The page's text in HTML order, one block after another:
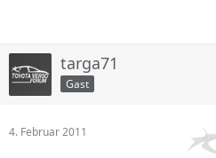
targa71
Gast
4. Februar 2011